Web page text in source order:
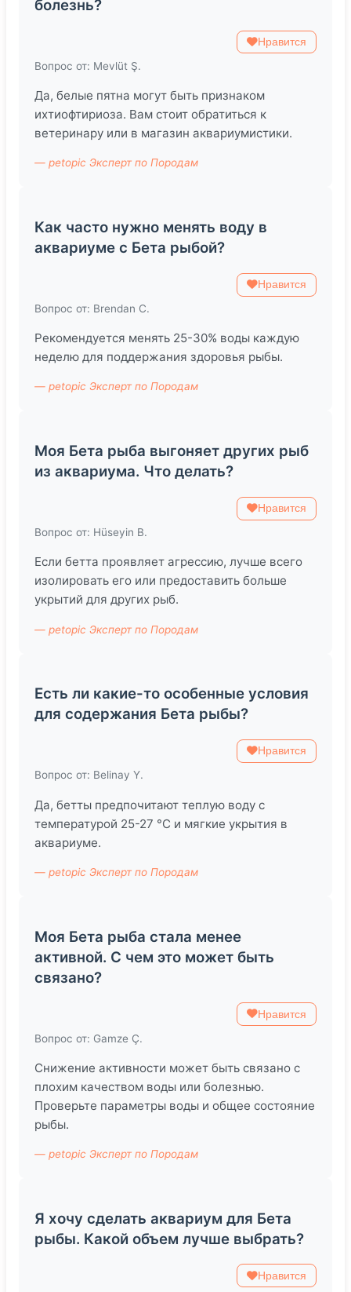
болезнь?
Нравится
Вопрос от: Mevlüt Ş.
Да, белые пятна могут быть признаком
ихтиофтириоза. Вам стоит обратиться к
ветеринару или в магазин аквариумистики.
— petopic Эксперт по Породам
Как часто нужно менять воду в
аквариуме с Бета рыбой?
Нравится
Вопрос от: Brendan C.
Рекомендуется менять 25-30% воды каждую
неделю для поддержания здоровья рыбы.
— petopic Эксперт по Породам
Моя Бета рыба выгоняет других рыб
из аквариума. Что делать?
Нравится
Вопрос от: Hüseyin B.
Если бетта проявляет агрессию, лучше всего
изолировать его или предоставить больше
укрытий для других рыб.
— petopic Эксперт по Породам
Есть ли какие-то особенные условия
для содержания Бета рыбы?
Нравится
Вопрос от: Belinay Y.
Да, бетты предпочитают теплую воду с
температурой 25-27 °C и мягкие укрытия в
аквариуме.
— petopic Эксперт по Породам
Моя Бета рыба стала менее
активной. С чем это может быть
связано?
Нравится
Вопрос от: Gamze Ç.
Снижение активности может быть связано с
плохим качеством воды или болезнью.
Проверьте параметры воды и общее состояние
рыбы.
— petopic Эксперт по Породам
Я хочу сделать аквариум для Бета
рыбы. Какой объем лучше выбрать?
Нравится